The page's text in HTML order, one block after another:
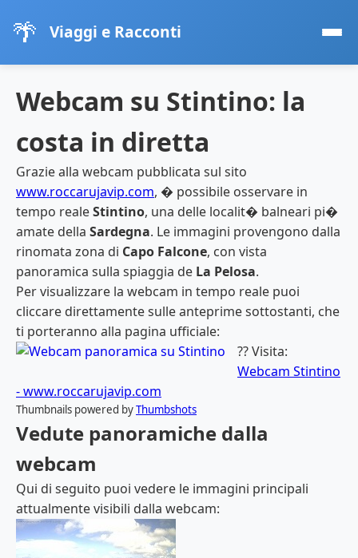
🌴 Viaggi e Racconti
Webcam su Stintino: la
costa in diretta
Grazie alla webcam pubblicata sul sito
www.roccarujavip.com, � possibile osservare in
tempo realeStintino, una delle localit� balneari pi�
amate della Sardegna. Le immagini provengono dalla
rinomata zona di Capo Falcone, con vista
panoramica sulla spiaggia de La Pelosa.
Per visualizzare la webcam in tempo reale puoi
cliccare direttamente sulle anteprime sottostanti, che
ti porteranno alla pagina ufficiale:
?? Visita:
Webcam Stintino
- www.roccarujavip.com
Thumbnails powered byThumbshots
Vedute panoramiche dalla
webcam
Qui di seguito puoi vedere le immagini principali
attualmente visibili dalla webcam: